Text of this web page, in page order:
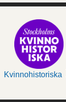
Kvinnohistoriska